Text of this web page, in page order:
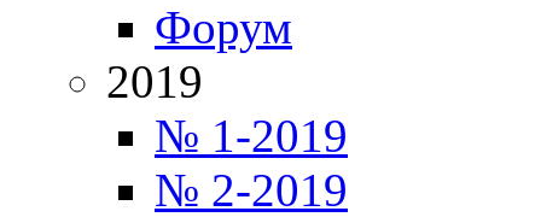
Форум
2019
№ 1-2019
№ 2-2019